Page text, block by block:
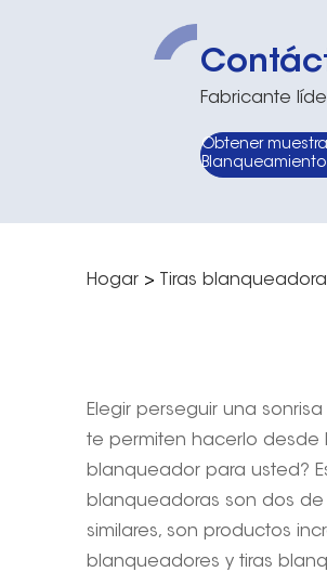
Fabricante
Obtener
Hogar > Tiras
Elegir perseguir una
te permiten hacerlo desde
blanqueador para usted?
blanqueadoras son dos
similares, son productos
blanqueadores y tiras